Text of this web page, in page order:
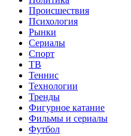
Происшествия
Психология
Рынки
Сериалы
Спорт
ТВ
Теннис
Технологии
Тренды
Фигурное катание
Фильмы и сериалы
Футбол